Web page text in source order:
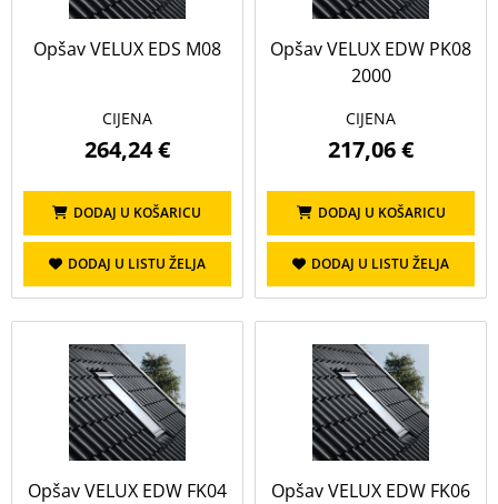
Opšav VELUX EDS M08
CIJENA
264,24 €
DODAJ U KOŠARICU
DODAJ U LISTU ŽELJA
Opšav VELUX EDW PK08
2000
CIJENA
217,06 €
DODAJ U KOŠARICU
DODAJ U LISTU ŽELJA
Opšav VELUX EDW FK04
Opšav VELUX EDW FK06